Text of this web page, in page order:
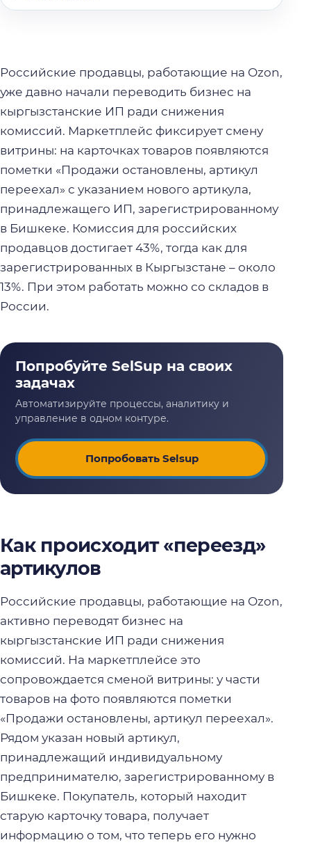
Российские продавцы, работающие на Ozon,
уже давно начали переводить бизнес на
кыргызстанские ИП ради снижения
комиссий. Маркетплейс фиксирует смену
витрины: на карточках товаров появляются
пометки «Продажи остановлены, артикул
переехал» с указанием нового артикула,
принадлежащего ИП, зарегистрированному
в Бишкеке. Комиссия для российских
продавцов достигает 43%, тогда как для
зарегистрированных в Кыргызстане – около
13%. При этом работать можно со складов в
России.
Попробовать Selsup
Как происходит «переезд»
артикулов
Российские продавцы, работающие на Ozon,
активно переводят бизнес на
кыргызстанские ИП ради снижения
комиссий. На маркетплейсе это
сопровождается сменой витрины: у части
товаров на фото появляются пометки
«Продажи остановлены, артикул переехал».
Рядом указан новый артикул,
принадлежащий индивидуальному
предпринимателю, зарегистрированному в
Бишкеке. Покупатель, который находит
старую карточку товара, получает
информацию о том, что теперь его нужно